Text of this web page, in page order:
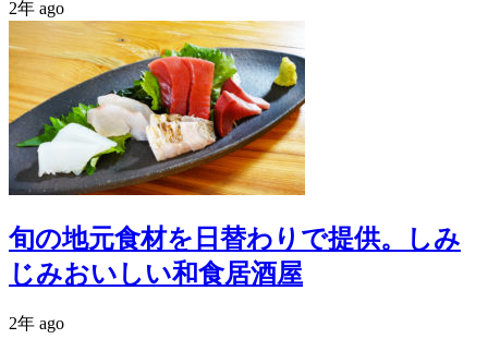
2年 ago
旬の地元食材を日替わりで提供。しみ
じみおいしい和食居酒屋
2年 ago